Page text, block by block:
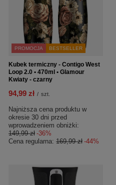
PROMOCJA BESTSELLER
Kubek termiczny - Contigo West
Loop 2.0 • 470ml • Glamour
Kwiaty - czarny
94,99 zł / szt.
Najniższa cena produktu w
okresie 30 dni przed
wprowadzeniem obniżki:
149,99 zł -36%
Cena regularna: 169,99 zł -44%